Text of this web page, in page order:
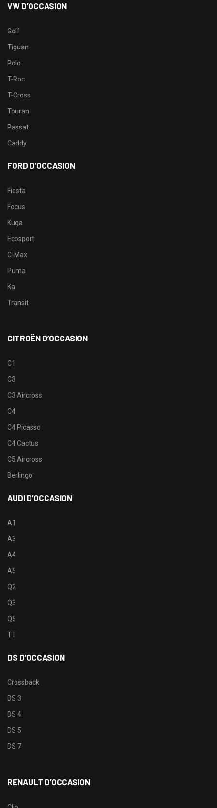
VW D’OCCASION
Golf
Tiguan
Polo
T-Roc
T-Cross
Touran
Passat
Caddy
FORD D’OCCASION
Fiesta
Focus
Kuga
Ecosport
C-Max
Puma
Ka
Transit
CITROËN D’OCCASION
C1
C3
C3 Aircross
C4
C4 Picasso
C4 Cactus
C5 Aircross
Berlingo
AUDI D’OCCASION
A1
A3
A4
A5
Q2
Q3
Q5
TT
DS D’OCCASION
Crossback
DS 3
DS 4
DS 5
DS 7
RENAULT D’OCCASION